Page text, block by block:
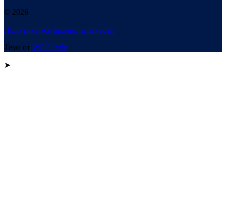
© 2026
Политика конфиденциальности
Тема от WP Puzzle
➤